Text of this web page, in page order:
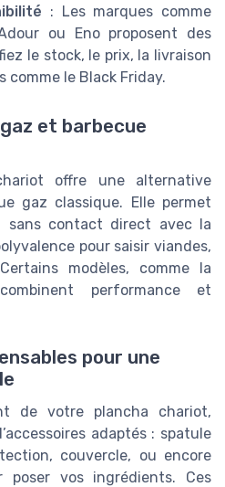
: Les marques comme
ou Eno proposent des
le stock, le prix, la livraison
comme le Black Friday.
et barbecue
offre une alternative
gaz classique. Elle permet
sans contact direct avec la
pour saisir viandes,
modèles, comme la
performance et
pour une
de votre plancha chariot,
adaptés : spatule
couvercle, ou encore
poser vos ingrédients. Ces